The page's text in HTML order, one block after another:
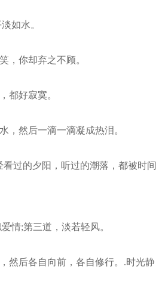
如水。
你却弃之不顾。
好寂寞。
然后一滴一滴凝成热泪。
过的夕阳，听过的潮落，都被时间
;第三道，淡若轻风。
后各自向前，各自修行。.时光静